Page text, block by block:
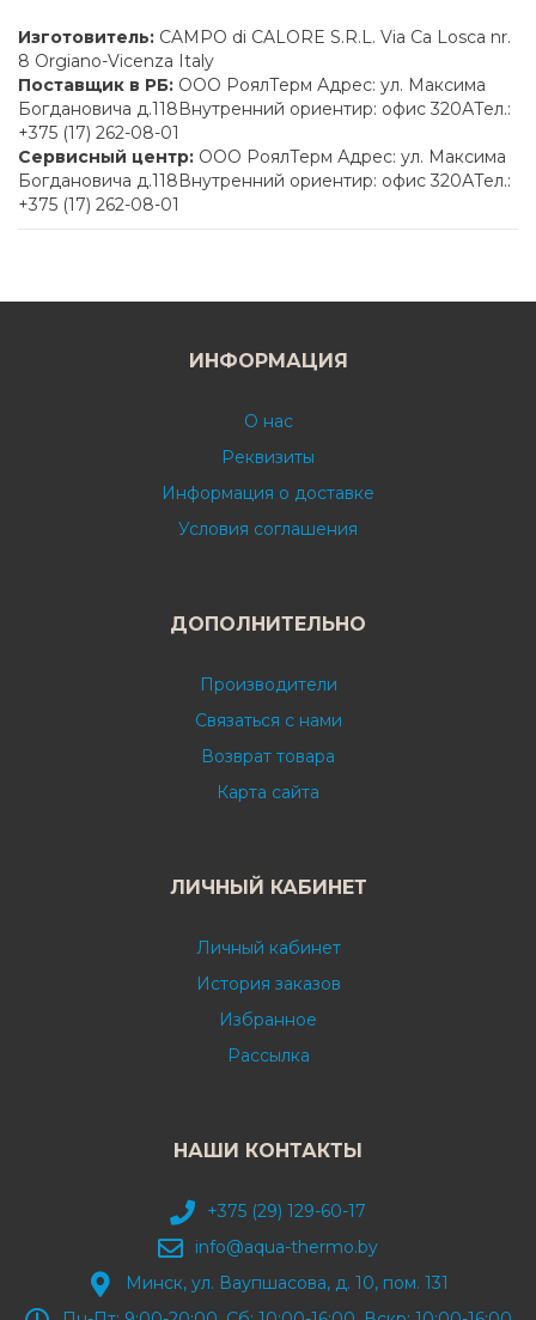
Изготовитель: CAMPO di CALORE S.R.L. Via Ca Losca nr.
8 Orgiano-Vicenza Italy
Поставщик в РБ: ООО РоялТерм Адрес: ул. Максима
Богдановича д.118Внутренний ориентир: офис 320АТел.:
+375 (17) 262-08-01
Сервисный центр: ООО РоялТерм Адрес: ул. Максима
Богдановича д.118Внутренний ориентир: офис 320АТел.:
+375 (17) 262-08-01
ИНФОРМАЦИЯ
О нас
Реквизиты
Информация о доставке
Условия соглашения
ДОПОЛНИТЕЛЬНО
Производители
Связаться с нами
Возврат товара
Карта сайта
ЛИЧНЫЙ КАБИНЕТ
Личный кабинет
История заказов
Избранное
Рассылка
НАШИ КОНТАКТЫ
+375 (29) 129-60-17
info@aqua-thermo.by
Минск, ул. Ваупшасова, д. 10, пом. 131